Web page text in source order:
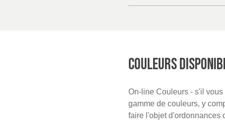
COULEURS
On-line Couleurs - s'il
gamme de couleurs, y
faire l'objet d'ordonnances